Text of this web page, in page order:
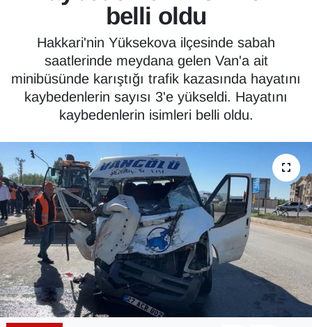
belli oldu
Hakkari'nin Yüksekova ilçesinde sabah
saatlerinde meydana gelen Van'a ait
minibüsünde karıştığı trafik kazasında hayatını
kaybedenlerin sayısı 3'e yükseldi. Hayatını
kaybedenlerin isimleri belli oldu.
Dernekler, Odalar
Diğer
EĞİTİM
EKONOMİ
Eleman
Emlak
En çok konuşulanlar
Son Dakika Haberleri
Haber Arşivi